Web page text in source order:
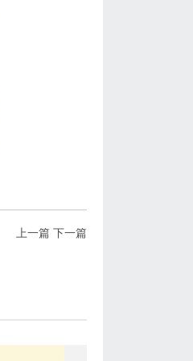
上一篇 下一篇